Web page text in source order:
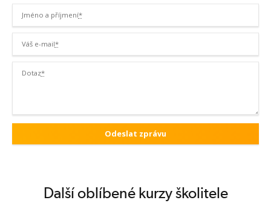
Jméno a příjmení*
Váš e-mail*
Dotaz*
Další oblíbené kurzy školitele